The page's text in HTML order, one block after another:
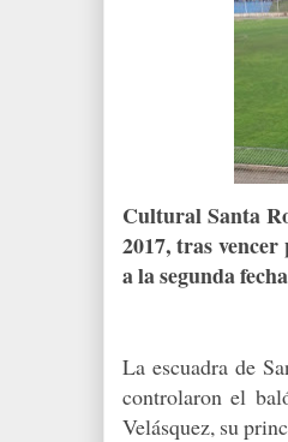
Cultural Santa
2017, tras
a la segunda
La escuadra de
controlaron el
Velásquez, su